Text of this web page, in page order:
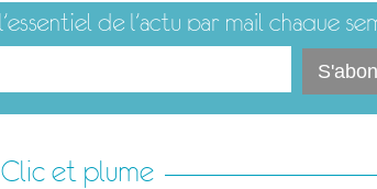
Clic et plume